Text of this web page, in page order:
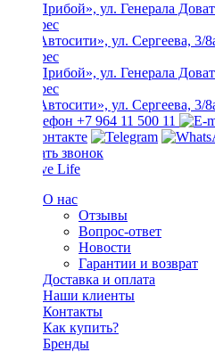
ТЦ «Прибой», ул. Генерала
ТЦ «Автосити», ул. Сергеева, 3/
ТЦ «Прибой», ул. Генерала
ТЦ «Автосити», ул. Сергеева, 3/
+7 964 11 500 11
Заказать звонок
О нас
Отзывы
Вопрос-ответ
Новости
Гарантии и возврат
Доставка и оплата
Наши клиенты
Контакты
Как купить?
Бренды